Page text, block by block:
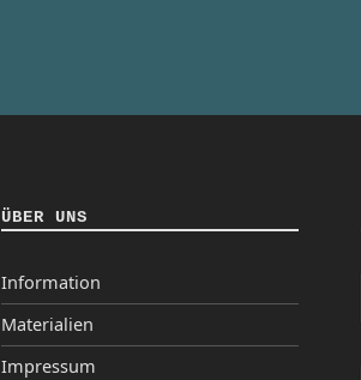
ÜBER UNS
Information
Materialien
Impressum